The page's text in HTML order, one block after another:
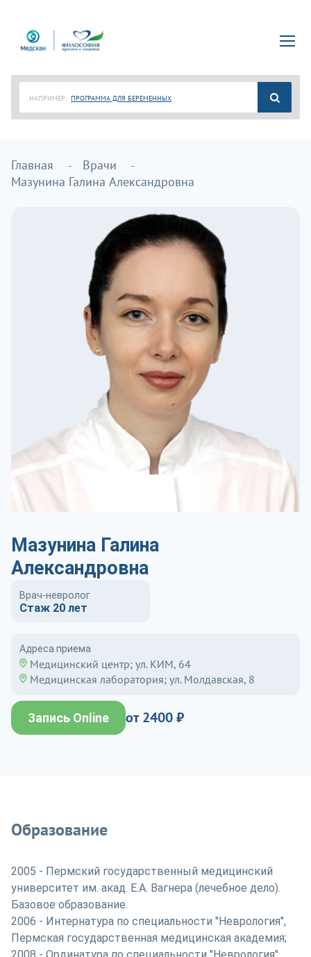
НАПРИМЕР: ПРОГРАММА ДЛЯ БЕРЕМЕННЫХ
Главная
Врачи
Мазунина Галина Александровна
Мазунина Галина
Александровна
Врач-невролог
Стаж 20 лет
Адреса приема
Медицинский центр; ул. КИМ, 64
Медицинская лаборатория; ул. Молдавская, 8
Запись Online от 2400 ₽
Образование
2005 - Пермский государственный медицинский
университет им. акад. Е.А. Вагнера (лечебное дело).
Базовое образование.
2006 - Интернатура по специальности "Неврология",
Пермская государственная медицинская академия;